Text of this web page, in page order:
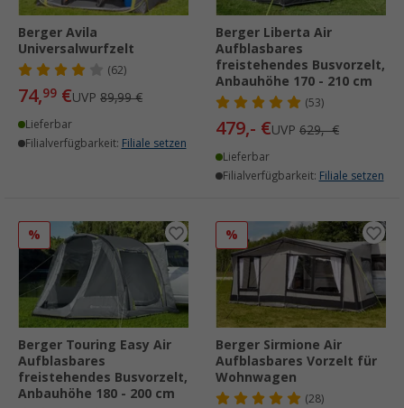
Berger Avila
Universalwurfzelt
(62)
74,99 €UVP 89,99 €
Lieferbar
Filialverfügbarkeit: Filiale setzen
Berger Liberta Air
Aufblasbares
freistehendes Busvorzelt,
Anbauhöhe 170 - 210 cm
(53)
479,- €UVP 629,- €
Lieferbar
Filialverfügbarkeit: Filiale setzen
%
Berger Touring Easy Air
Aufblasbares
freistehendes Busvorzelt,
Anbauhöhe 180 - 200 cm
%
Berger Sirmione Air
Aufblasbares Vorzelt für
Wohnwagen
(28)